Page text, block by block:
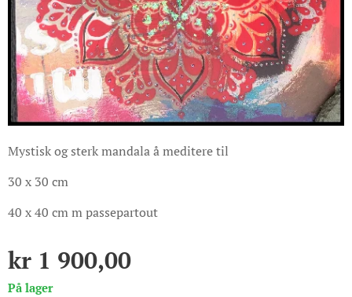
Mystisk og sterk mandala å meditere til
30 x 30 cm
40 x 40 cm m passepartout
kr 1 900,00
På lager